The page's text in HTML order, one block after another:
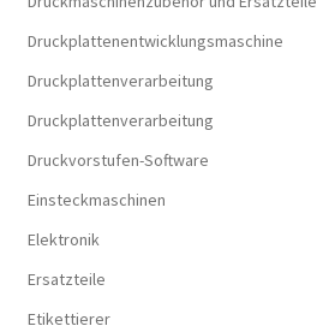
Druckplattenentwicklungsmaschine
Druckplattenverarbeitung
Druckplattenverarbeitung
Druckvorstufen-Software
Einsteckmaschinen
Elektronik
Ersatzteile
Etikettierer